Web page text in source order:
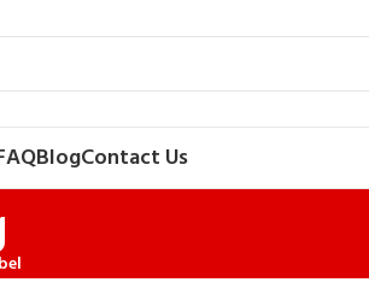
BlogContact Us